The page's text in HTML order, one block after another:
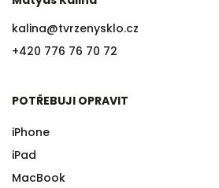
kalina@tvrzenysklo.cz
+420 776 76 70 72
POTŘEBUJI OPRAVIT
iPhone
iPad
MacBook